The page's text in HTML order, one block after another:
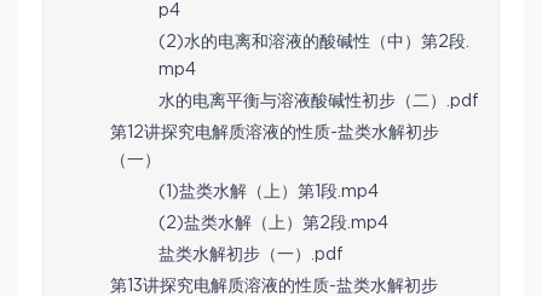
p4
(2)水的电离和溶液的酸碱性（中）第2段.
mp4
水的电离平衡与溶液酸碱性初步（二）.pdf
第12讲探究电解质溶液的性质-盐类水解初步
（一）
(1)盐类水解（上）第1段.mp4
(2)盐类水解（上）第2段.mp4
盐类水解初步（一）.pdf
第13讲探究电解质溶液的性质-盐类水解初步